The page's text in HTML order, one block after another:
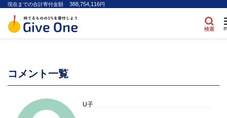
現在までの合計寄付金額 388,754,116円
検索
コメント一覧
U子